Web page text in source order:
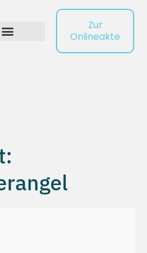
Zur
Onlineakte